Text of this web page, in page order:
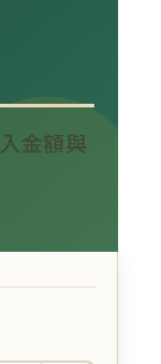
金額與